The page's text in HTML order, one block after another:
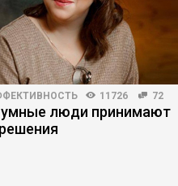
11726 72
люди принимают